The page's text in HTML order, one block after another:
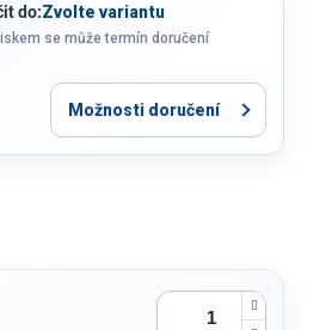
do:Zvolte variantu
se může termín doručení
Možnosti doručení